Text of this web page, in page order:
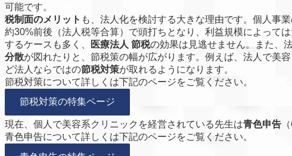
可能です。
税制面のメリット も、法人化を検討する大きな理由です。個人事
約30%前後（法人税等合算）で頭打ちとなり、利益規模によって
するケースも多く、
医療法人 節税の効果は見逃せません。また、
分散が図れたりと、節税策の幅が広がります。例えば、法人で美
ど法人ならではの節税対策が取れるようになります。
節税対策について詳しくは下記のページをご覧ください。
節税対策の特集ページ
現在、個人で美容系クリニックを経営されている先生は青色申告
青色申告について詳しくは下記のページをご覧ください。